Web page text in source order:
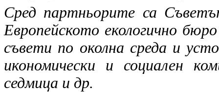
Сред партньорите са
Европейското екологично
съвети по околна среда и
икономически и социален
седмица и др.